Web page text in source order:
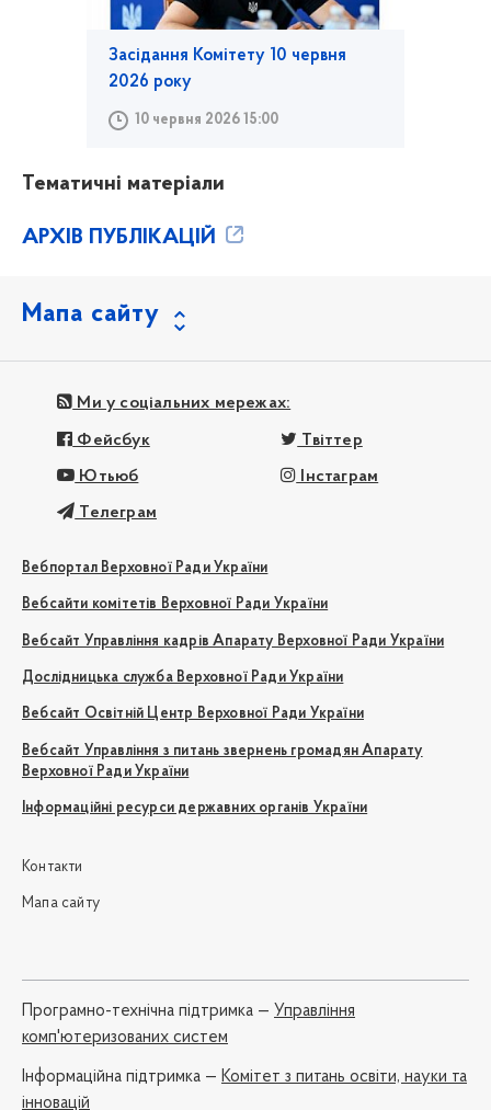
Засідання Комітету 10 червня
2026 року
10 червня 2026 15:00
Тематичні матеріали
АРХІВ ПУБЛІКАЦІЙ
Мапа сайту
Ми у соціальних мережах:
Фейсбук Твіттер
Ютьюб Інстаграм
Телеграм
Вебпортал Верховної Ради України
Вебсайти комітетів Верховної Ради України
Вебсайт Управління кадрів Апарату Верховної Ради України
Дослідницька служба Верховної Ради України
Вебсайт Освітній Центр Верховної Ради України
Вебсайт Управління з питань звернень громадян Апарату
Верховної Ради України
Інформаційні ресурси державних органів України
Контакти
Мапа сайту
Програмно-технічна підтримка — Управління
комп'ютеризованих систем
Iнформаційна підтримка — Комітет з питань освіти, науки та
інновацій